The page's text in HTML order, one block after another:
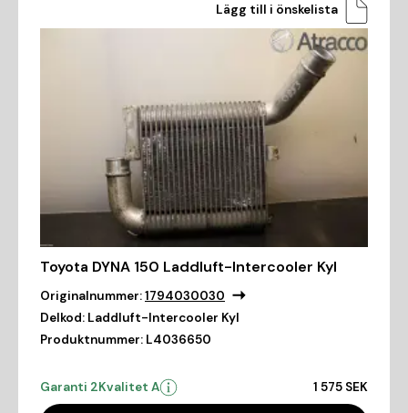
Lägg till i önskelista
Toyota DYNA 150 Laddluft-Intercooler Kyl
Originalnummer:1794030030
Delkod: Laddluft-Intercooler Kyl
Produktnummer: L4036650
Garanti 2Kvalitet A 1 575 SEK